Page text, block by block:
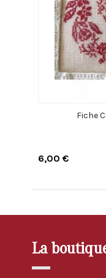
Fiche
6,00 €
La